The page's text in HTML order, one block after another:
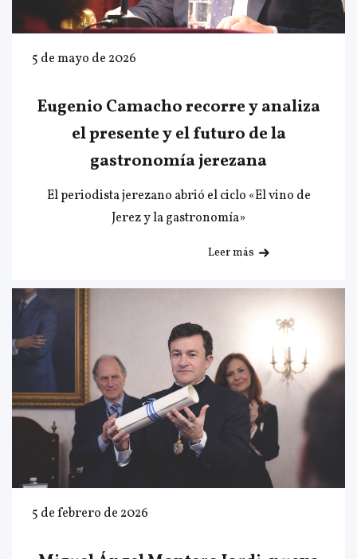
5 de mayo de 2026
Eugenio Camacho recorre y analiza
el presente y el futuro de la
gastronomía jerezana
El periodista jerezano abrió el ciclo «El vino de
Jerez y la gastronomía»
Leer más
5 de febrero de 2026